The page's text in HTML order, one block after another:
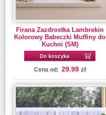
Firana Zazdrostka Lambrekin
Kolorowy Babeczki Muffiny do
Kuchni (SM)
Do koszyka
Cena od: 29.99 zł